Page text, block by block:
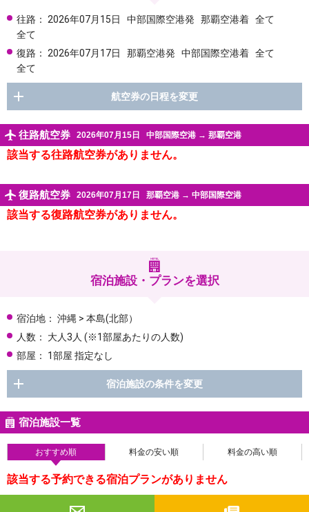
往路： 2026年07月15日 中部国際空港発 那覇空港着 全て
全て
復路： 2026年07月17日 那覇空港発 中部国際空港着 全て
全て
航空券の日程を変更
往路航空券 2026年07月15日 中部国際空港 → 那覇空港
該当する往路航空券がありません。
復路航空券 2026年07月17日 那覇空港 → 中部国際空港
該当する復路航空券がありません。
宿泊施設・プランを選択
宿泊地： 沖縄 > 本島(北部）
人数：
大人3人 (※1部屋あたりの人数)
部屋：
1部屋 指定なし
宿泊施設の条件を変更
宿泊施設一覧
おすすめ順 料金の安い順 料金の高い順
該当する予約できる宿泊プランがありません